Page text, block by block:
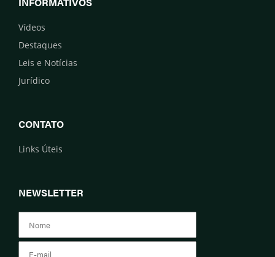
Vídeos
Destaques
Leis e Notícias
Jurídico
CONTATO
Links Úteis
NEWSLETTER